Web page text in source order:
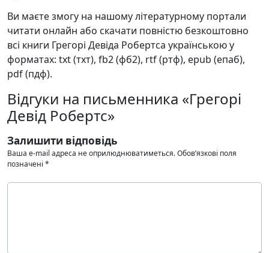
Ви маєте змогу на нашому літературному портали
читати онлайн або скачати повністю безкоштовно
всі книги Грегорі Девіда Робертса українською у
форматах: txt (тхт), fb2 (фб2), rtf (ртф), epub (епаб),
pdf (пдф).
Відгуки на письменника «Грегорі
Девід Робертс»
Залишити відповідь
Ваша e-mail адреса не оприлюднюватиметься.Обов’язкові поля
позначені *